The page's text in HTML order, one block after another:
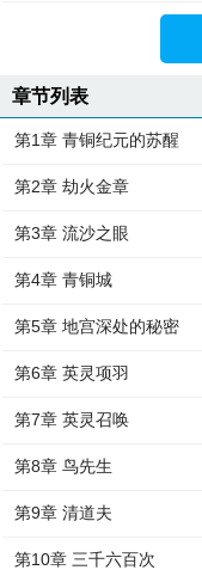
章节列表
第1章 青铜纪元的苏醒
第2章 劫火金章
第3章 流沙之眼
第4章 青铜城
第5章 地宫深处的秘密
第6章 英灵项羽
第7章 英灵召唤
第8章 鸟先生
第9章 清道夫
第10章 三千六百次